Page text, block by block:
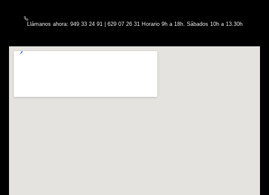
Llámanos ahora: 949 33 24 91 | 629 07 26 31 Horario 9h a 18h. Sábados 10h a 13.30h